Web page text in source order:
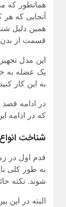
همانطور که
آنجایی که
همین دلیل
قسمت از بدن
این مدل
یک عضله به
به این کار
در ادامه قصد
که در ادامه
شناخت
قدم اول در
شوند. نکته
البته در